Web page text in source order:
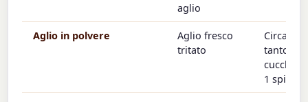
aglio
Aglio in polvere
Aglio fresco
tritato
Circa 3
tanto (⅛
1